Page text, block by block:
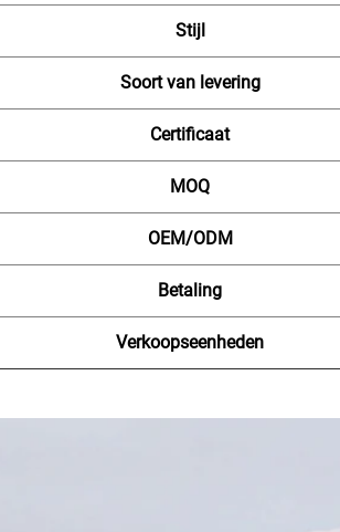
Stijl
Soort van levering
Certificaat
MOQ
OEM/ODM
Betaling
Verkoopseenheden